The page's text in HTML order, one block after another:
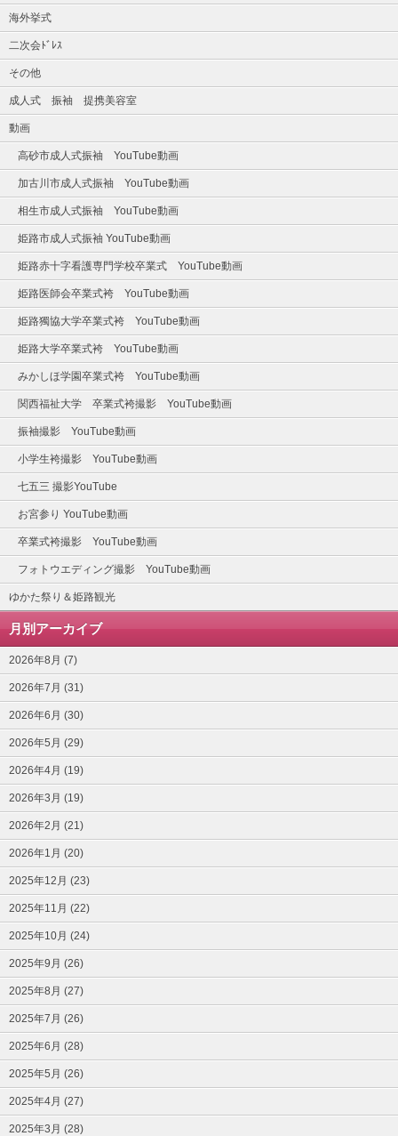
海外挙式
二次会ﾄﾞﾚｽ
その他
成人式 振袖 提携美容室
動画
高砂市成人式振袖 YouTube動画
加古川市成人式振袖 YouTube動画
相生市成人式振袖 YouTube動画
姫路市成人式振袖 YouTube動画
姫路赤十字看護専門学校卒業式 YouTube動画
姫路医師会卒業式袴 YouTube動画
姫路獨協大学卒業式袴 YouTube動画
姫路大学卒業式袴 YouTube動画
みかしほ学園卒業式袴 YouTube動画
関西福祉大学 卒業式袴撮影 YouTube動画
振袖撮影 YouTube動画
小学生袴撮影 YouTube動画
七五三 撮影YouTube
お宮参り YouTube動画
卒業式袴撮影 YouTube動画
フォトウエディング撮影 YouTube動画
ゆかた祭り＆姫路観光
月別アーカイブ
2026年8月 (7)
2026年7月 (31)
2026年6月 (30)
2026年5月 (29)
2026年4月 (19)
2026年3月 (19)
2026年2月 (21)
2026年1月 (20)
2025年12月 (23)
2025年11月 (22)
2025年10月 (24)
2025年9月 (26)
2025年8月 (27)
2025年7月 (26)
2025年6月 (28)
2025年5月 (26)
2025年4月 (27)
2025年3月 (28)